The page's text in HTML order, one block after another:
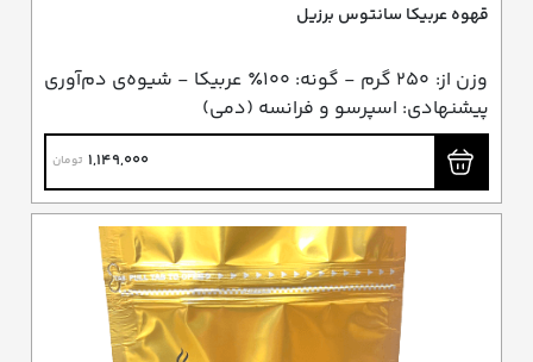
قهوه عربیکا سانتوس برزیل
وزن از: ۲۵۰ گرم - گونه: ۱۰۰٪ عربیکا - شیوه‌ی دم‌آوری
پیشنهادی: اسپرسو و فرانسه (دمی)
1,149,000 تومان